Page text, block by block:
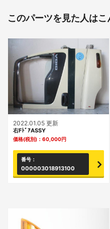
このパーツを見た人は
2022.01.05 更新
右FﾄﾞｱASSY
価格(税別)： 60,000円
番号：
000003018913100